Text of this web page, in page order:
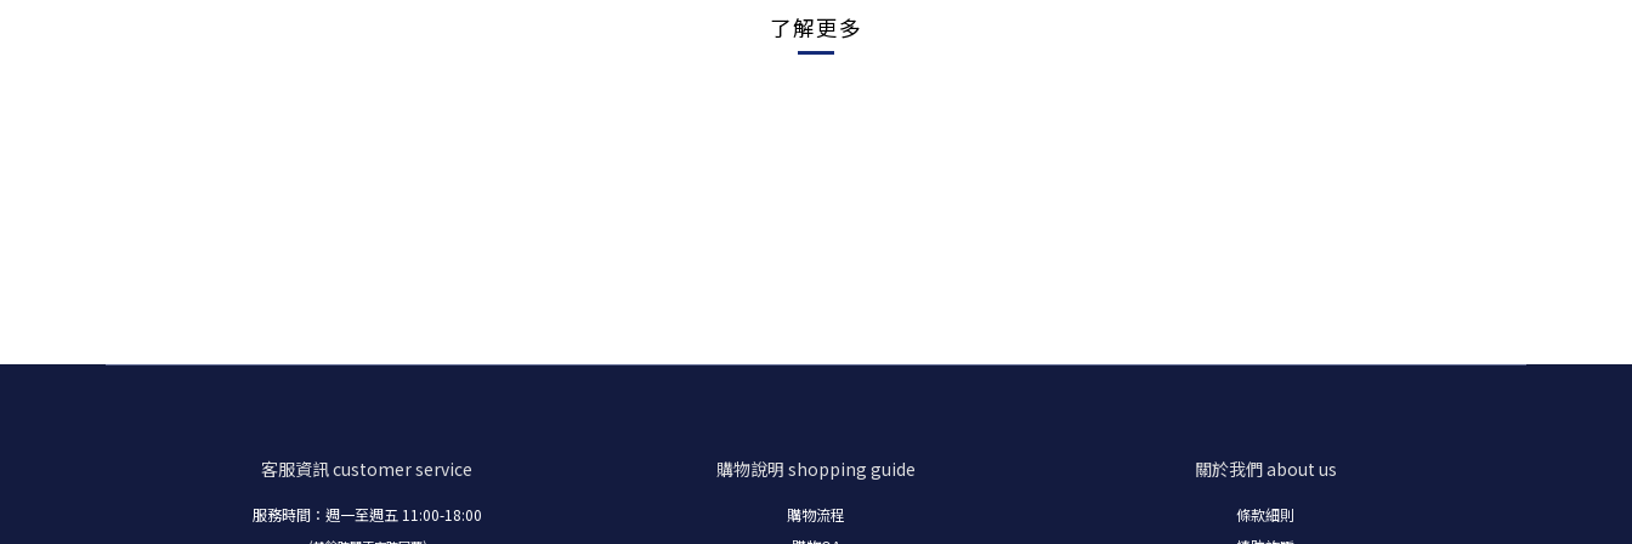
了解更多
客服資訊customer service
服務時間：週一至週五 11:00-18:00
購物說明 shopping guide
購物流程
關於我們about us
條款細則